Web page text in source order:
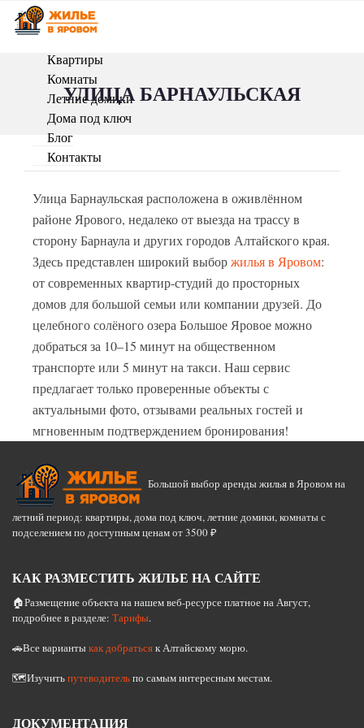
Квартиры
Комнаты
Летние домики
Дома под ключ
Блог
Контакты
УЛИЦА БАРНАУЛЬСКАЯ
Улица Барнаульская расположена в оживлённом
районе Ярового, недалеко от выезда на трассу в
сторону Барнаула и других городов Алтайского края.
Здесь представлен широкий выборжилья в Яровом:
от современных квартир-студий до просторных
домов для большой семьи или компании друзей. До
целебного солёного озера Большое Яровое можно
добраться за 10–15 минут на общественном
транспорте или 5 минут на такси. Наш сервис
предлагает только проверенные объекты с
актуальными фото, отзывами реальных гостей и
мгновенным подтверждением бронирования!
Большой выбор аренды жилья в Яровом на
летний период: квартиры, дома под ключ, летние домики, комнаты с
подселением по доступным ценам от 3500 ₽
КАК РАЗМЕСТИТЬ ЖИЛЬЕ НА САЙТЕ
🏠Размещение объекта на нашем веб-ресурсе платное на Август,
подробнее в разделе: Тарифы.
🚗Все вариантыкак добратьсяк Алтайскому морю.
🗺️Изучитьпутеводительпо самым интересным местам.
ДОКУМЕНТАЦИЯ